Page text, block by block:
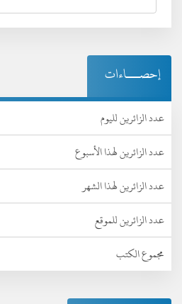
إحصـــاءات
عدد الزائرين لليوم
عدد الزائرين لهذا الأسبوع
عدد الزائرين لهذا الشهر
عدد الزائرين للموقع
مجموع الكتب